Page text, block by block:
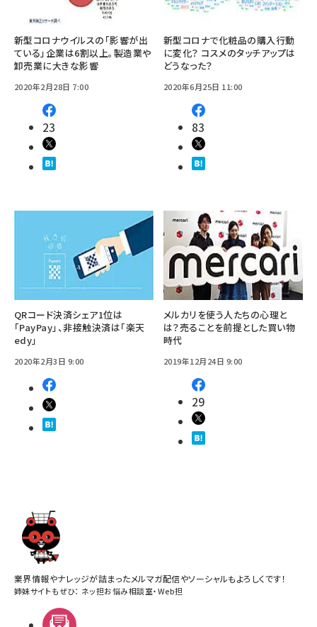
新型コロナウイルスの「影響が出
ている」企業は6割以上。製造業や
卸売業に大きな影響
2020年2月28日 7:00
23
新型コロナで化粧品の購入行動
に変化？ コスメのタッチアップは
どうなった？
2020年6月25日 11:00
83
QRコード決済シェア1位は
「PayPay」、非接触決済は「楽天
edy」
2020年2月3日 9:00
メルカリを使う人たちの心理と
は？売ることを前提とした買い物
時代
2019年12月24日 9:00
29
業界情報やナレッジが詰まったメルマガ配信やソーシャルもよろしくです！
姉妹サイトもぜひ： ネッ担お悩み相談室・Web担